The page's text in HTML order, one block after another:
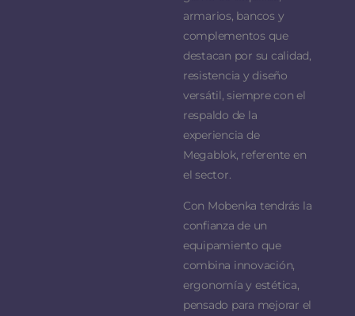
armarios, bancos y
complementos que
destacan por su calidad,
resistencia y diseño
versátil, siempre con el
respaldo de la
experiencia de
Megablok, referente en
el sector.
Con Mobenka tendrás la
confianza de un
equipamiento que
combina innovación,
ergonomía y estética,
pensado para mejorar el